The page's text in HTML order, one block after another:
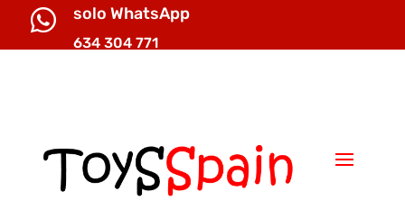
 solo WhatsApp
634 304 771